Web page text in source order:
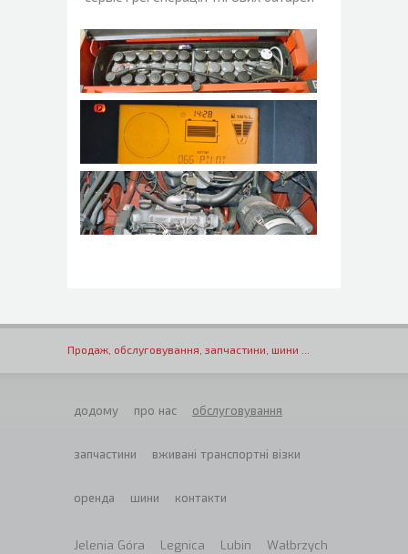
Продаж, обслуговування, запчастини, шини ...
додому про нас обслуговування
запчастини вживані транспортні візки
оренда шини контакти
Jelenia Góra Legnica Lubin Wałbrzych